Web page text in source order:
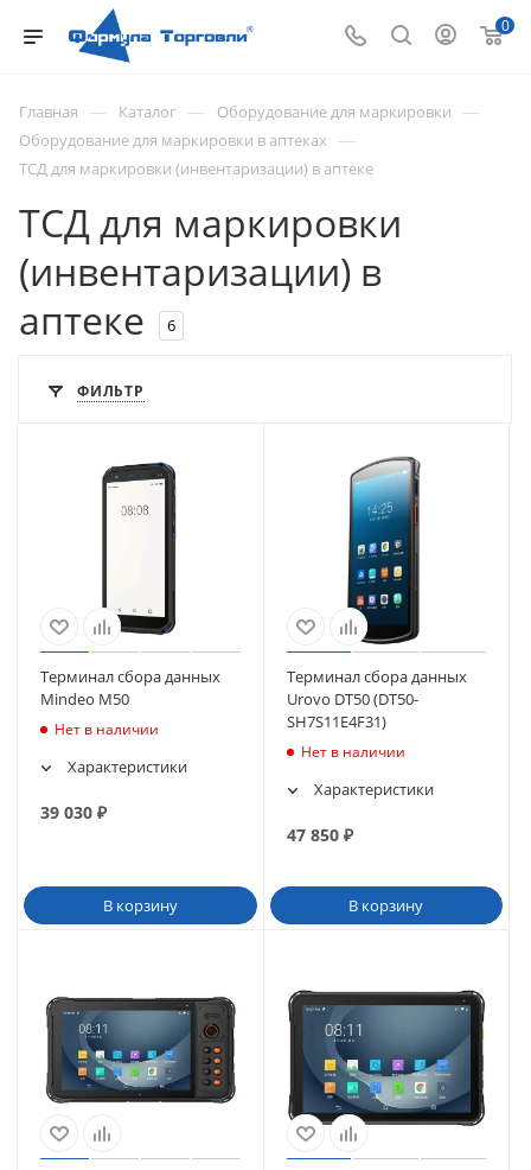
0
Главная — Каталог — Оборудование для маркировки —
Оборудование для маркировки в аптеках —
ТСД для маркировки (инвентаризации) в аптеке
ТСД для маркировки
(инвентаризации) в
аптеке
6
ФИЛЬТР
Терминал сбора данных
Mindeo M50
Нет в наличии
Характеристики
39 030 ₽
В корзину
Терминал сбора данных
Urovo DT50 (DT50-
SH7S11E4F31)
Нет в наличии
Характеристики
47 850₽
В корзину